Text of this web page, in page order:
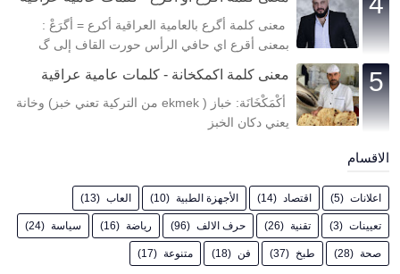
معنى كلمة أگرع بالعامية العراقية أكرع = أگرَعْ :
بمعنى أقرع اي حافي الرأس حورت القاف إلى گ
معنى كلمة اكمكخانة - كلمات عامية عراقية
أكْمَكْخَانَة: خباز ( ekmek من التركية تعني خبز) وخانة
يعني دكان الخبز
الاقسام
اعلانات (5) اقتصاد (14) الأجهزة الطبية (10) العاب (13)
تعيينات (3) تقنية (26) حرف الالف (96) رياضة (16) سياسة (24)
صحة (28) طبخ (37) فن (18) متنوعة (17)